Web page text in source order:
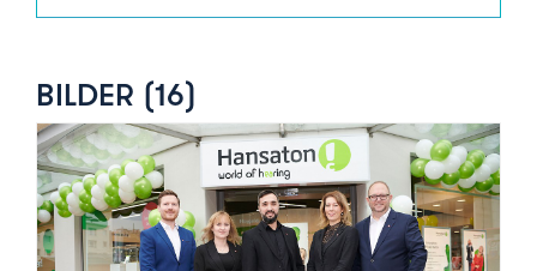
BILDER (16)